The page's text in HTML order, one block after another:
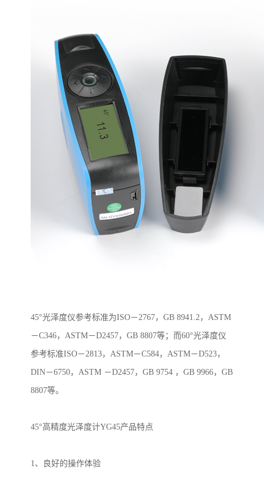
45°光泽度仪参考标准为ISO－2767， GB 8941.2， ASTM
－C346， ASTM－D2457， GB 8807等；而60°光泽度仪
参考标准ISO－2813， ASTM－C584， ASTM－D523，
DIN－6750， ASTM －D2457， GB 9754 ， GB 9966， GB
8807等。
45°高精度光泽度计YG45产品特点
1、良好的操作体验